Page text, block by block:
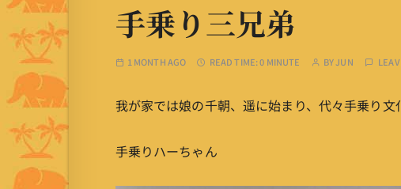
手乗り三兄弟
1 MONTH AGO READ TIME:0 MINUTE BYJUN
我が家では娘の千朝、遥に始まり、代々手乗り文
手乗りハーちゃん